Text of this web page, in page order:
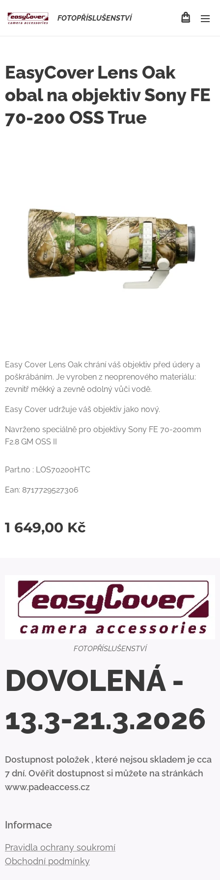
FOTOPŘÍSLUŠENSTVÍ
EasyCover Lens Oak
obal na objektiv Sony FE
70-200 OSS True
Easy Cover Lens Oak chrání váš objektiv před údery a
poškrábáním. Je vyroben z neoprenového materiálu:
zevnitř měkký a zevně odolný vůči vodě.
Easy Cover udržuje váš objektiv jako nový.
Navrženo speciálně pro objektivy Sony FE 70-200mm
F2.8 GM OSS II
Part.no : LOS70200HTC
Ean: 8717729527306
1 649,00 Kč
FOTOPŘÍSLUŠENSTVÍ
DOVOLENÁ -
13.3-21.3.2026
Dostupnost položek , které nejsou skladem je cca
7 dní. Ověřit dostupnost si můžete na stránkách
www.padeaccess.cz
Informace
Pravidla ochrany soukromí
Obchodní podmínky